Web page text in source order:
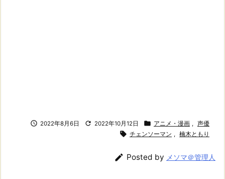
 2022年8月6日  2022年10月12日  アニメ・漫画 , 声優
 チェンソーマン , 楠木ともり
 Posted by メソマ＠管理人